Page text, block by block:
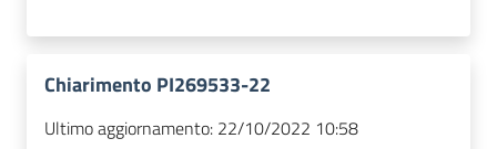
Chiarimento PI269533-22
Ultimo aggiornamento: 22/10/2022 10:58